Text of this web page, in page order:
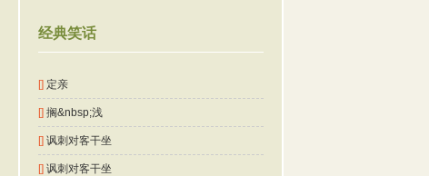
经典笑话
[] 定亲
[] 搁&nbsp;浅
[] 讽刺对客干坐
[] 讽刺对客干坐